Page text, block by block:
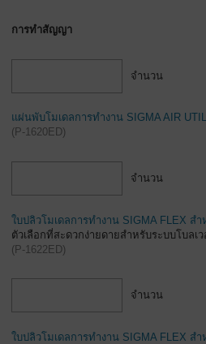
การทำสัญญา
จำนวน
แผ่นพับโมเดลการทำงาน SIGMA AIR
(P-1620ED)
จำนวน
ใบปลิวโมเดลการทำงาน SIGMA FLEX สำ
ตัวเลือกที่สะดวกง่ายดายสำหรับระบบโบลเว
(P-1622ED)
จำนวน
ใบปลิวโมเดลการทำงาน SIGMA FLEX ส